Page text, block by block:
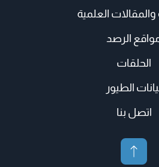
والمقالات العلمية
الرصد
الحلقات
الطيور
اتصل بنا